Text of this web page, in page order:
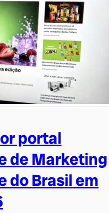
portal
de Marketing
do Brasil em